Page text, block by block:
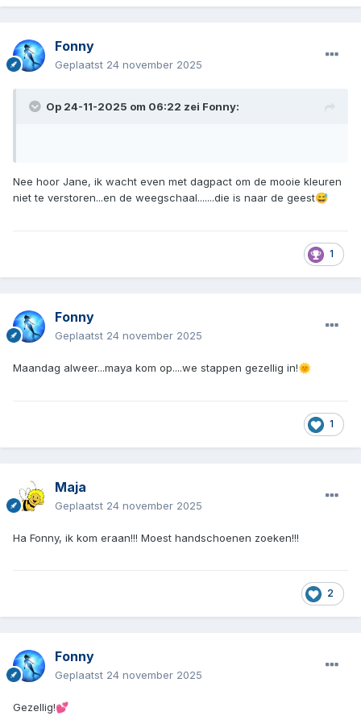
Fonny
Geplaatst 24 november 2025
Op 24-11-2025 om 06:22 zei Fonny:
Nee hoor Jane, ik wacht even met dagpact om de mooie kleuren
niet te verstoren...en de weegschaal.......die is naar de geest😅
1
Fonny
Geplaatst 24 november 2025
Maandag alweer...maya kom op....we stappen gezellig in!🌞
1
Maja
Geplaatst 24 november 2025
Ha Fonny, ik kom eraan!!! Moest handschoenen zoeken!!!
2
Fonny
Geplaatst 24 november 2025
Gezellig!💕